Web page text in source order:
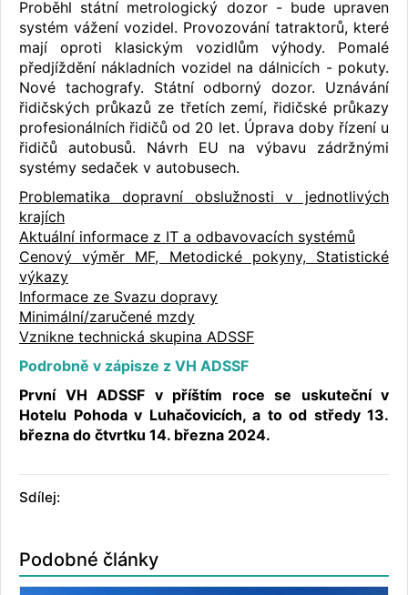
Proběhl státní metrologický dozor - bude upraven
systém vážení vozidel. Provozování tatraktorů, které
mají oproti klasickým vozidlům výhody. Pomalé
předjíždění nákladních vozidel na dálnicích - pokuty.
Nové tachografy. Státní odborný dozor. Uznávání
řidičských průkazů ze třetích zemí, řidičské průkazy
profesionálních řidičů od 20 let. Úprava doby řízení u
řidičů autobusů. Návrh EU na výbavu zádržnými
systémy sedaček v autobusech.
Problematika dopravní obslužnosti v jednotlivých
krajích
Aktuální informace z IT a odbavovacích systémů
Cenový výměr MF, Metodické pokyny, Statistické
výkazy
Informace ze Svazu dopravy
Minimální/zaručené mzdy
Vznikne technická skupina ADSSF
Podrobně v zápisze z VH ADSSF
První VH ADSSF v příštím roce se uskuteční v
Hotelu Pohoda v Luhačovicích, a to od středy 13.
března do čtvrtku 14. března 2024.
Sdílej:
Podobné články